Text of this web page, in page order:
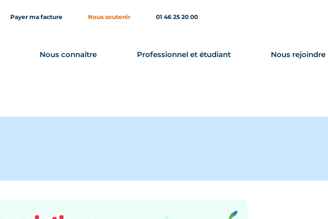
Payer ma facture Nous soutenir 01 46 25 20 00
Nous connaître Professionnel et étudiant Nous rejoindre